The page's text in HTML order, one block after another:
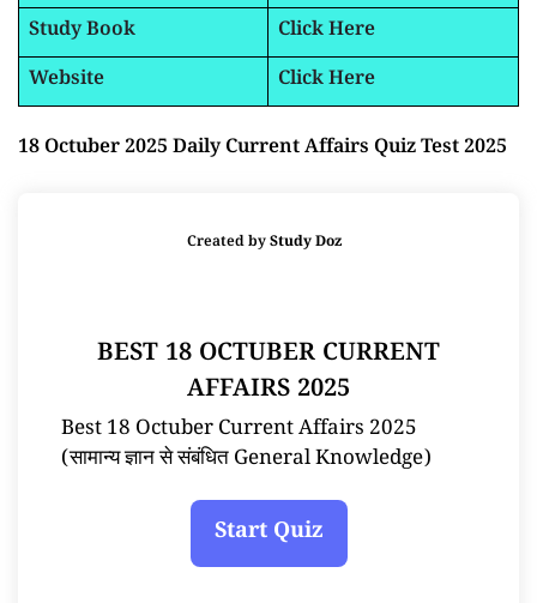
Study Book
Click Here
Website
Click Here
18 Octuber 2025 Daily Current Affairs Quiz Test 2025
Created byStudy Doz
BEST 18 OCTUBER CURRENT
AFFAIRS 2025
Best 18 Octuber Current Affairs 2025
(सामान्य ज्ञान से संबंधित General Knowledge)